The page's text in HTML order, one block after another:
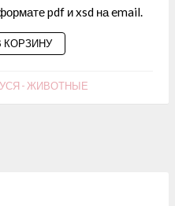
pdf и xsd на email.
КОРЗИНУ
- ЖИВОТНЫЕ